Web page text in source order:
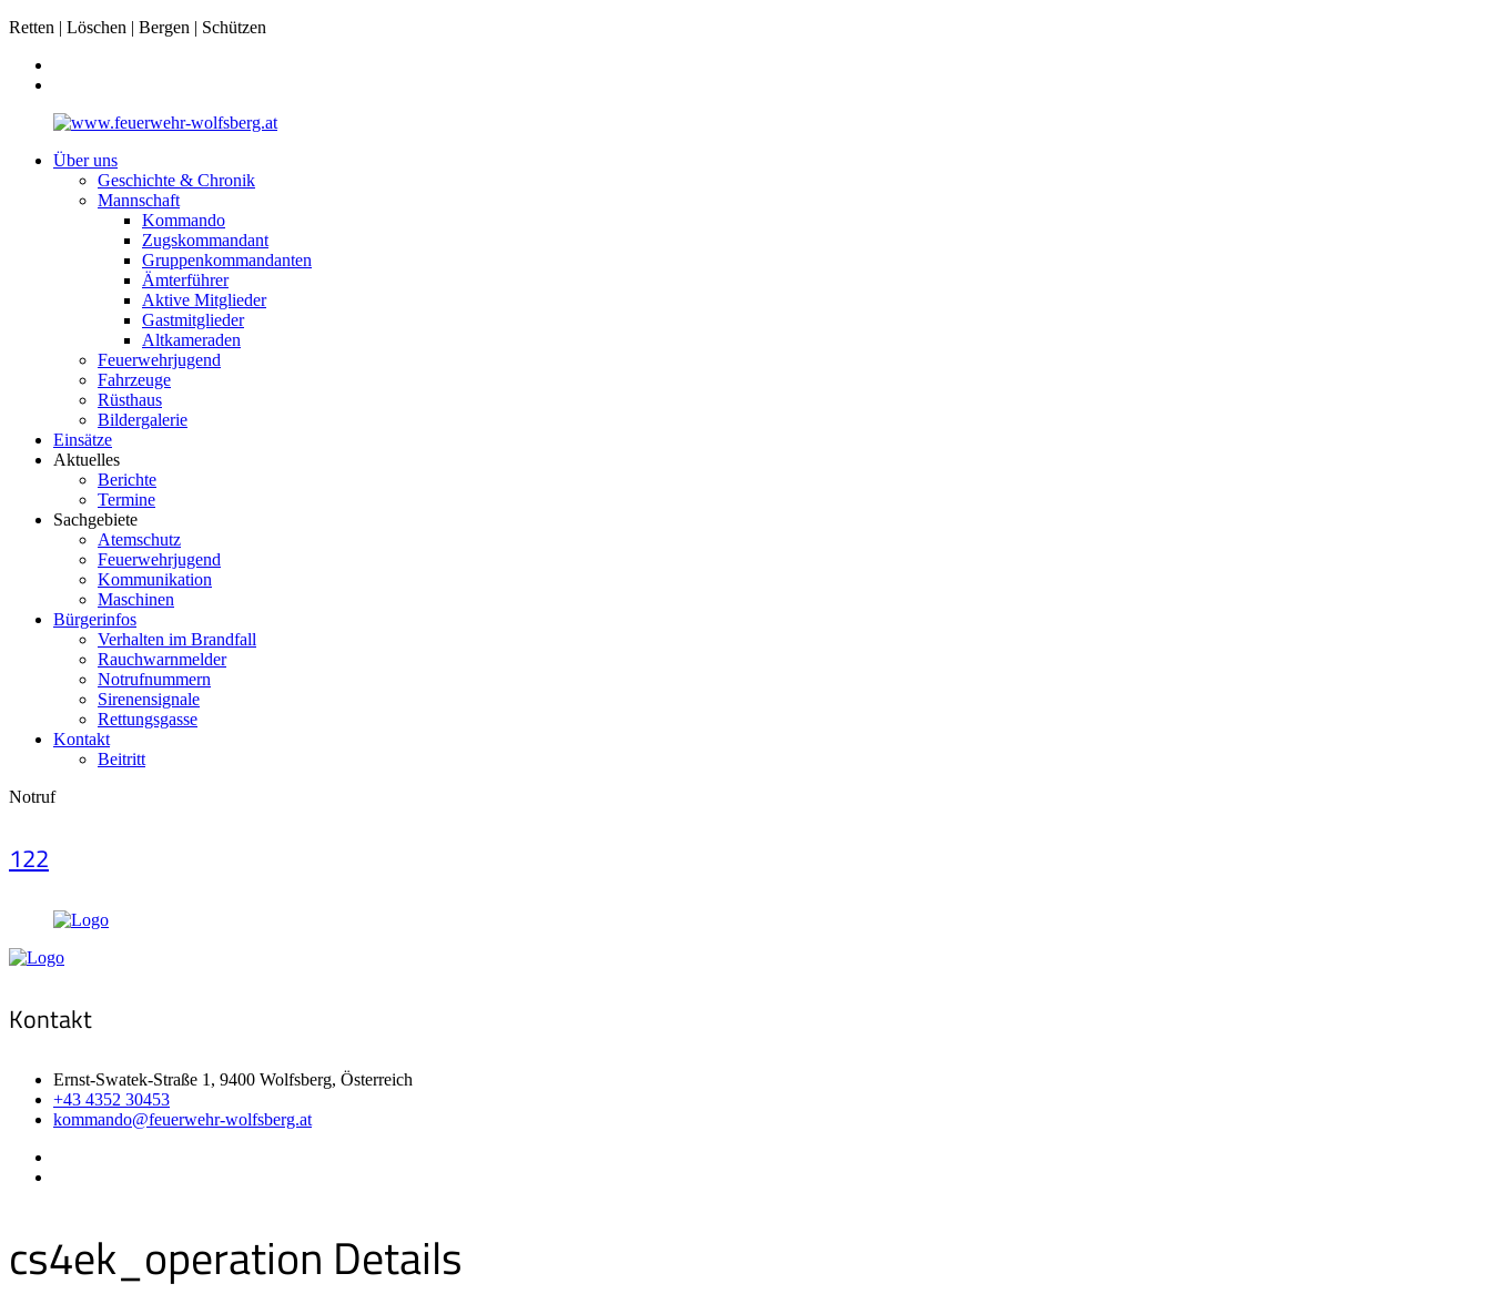
Retten | Löschen | Bergen | Schützen
Über uns
Geschichte & Chronik
Mannschaft
Kommando
Zugskommandant
Gruppenkommandanten
Ämterführer
Aktive Mitglieder
Gastmitglieder
Altkameraden
Feuerwehrjugend
Fahrzeuge
Rüsthaus
Bildergalerie
Einsätze
Aktuelles
Berichte
Termine
Sachgebiete
Atemschutz
Feuerwehrjugend
Kommunikation
Maschinen
Bürgerinfos
Verhalten im Brandfall
Rauchwarnmelder
Notrufnummern
Sirenensignale
Rettungsgasse
Kontakt
Beitritt
Notruf
122
Kontakt
Ernst-Swatek-Straße 1, 9400 Wolfsberg, Österreich
+43 4352 30453
kommando@feuerwehr-wolfsberg.at
cs4ek_operation Details